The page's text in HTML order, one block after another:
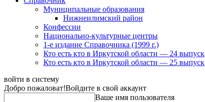
Муниципальные образования
Нижнеилимский район
Конфессии
Национально-культурные центры
1-е издание Справочника (1999 г.)
Кто есть кто в Иркутской области — 24 выпуск
Кто есть кто в Иркутской области — 25 выпуск
войти в систему
Добро пожаловат!Войдите в свой аккаунт
Ваше имя пользователя